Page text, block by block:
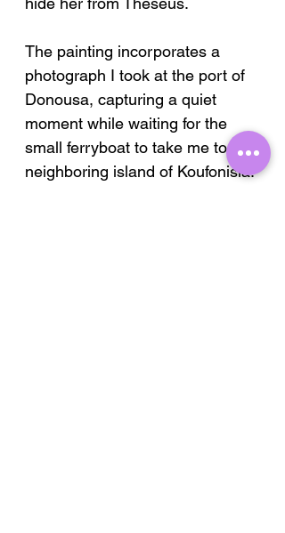
The painting incorporates a
photograph I took at the port of
Donousa, capturing a quiet
moment while waiting for the
small ferryboat to take me to the
neighboring island of Koufonisia.